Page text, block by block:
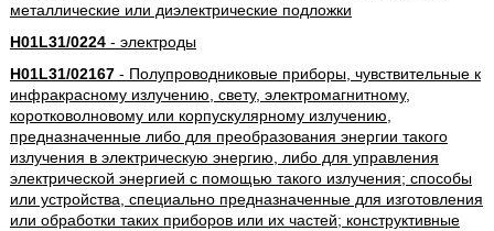
металлические или диэлектрические подложки
H01L31/0224- электроды
H01L31/02167- Полупроводниковые приборы, чувствительные к
инфракрасному излучению, свету, электромагнитному,
коротковолновому или корпускулярному излучению,
предназначенные либо для преобразования энергии такого
излучения в электрическую энергию, либо для управления
электрической энергией с помощью такого излучения; способы
или устройства, специально предназначенные для изготовления
или обработки таких приборов или их частей; конструктивные